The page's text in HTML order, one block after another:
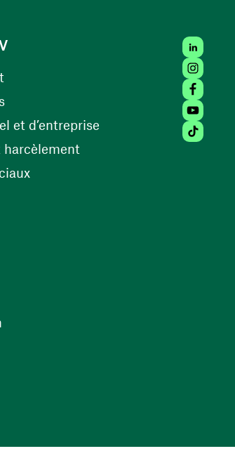
(opens in a new window)
(opens in a new window)
et d’entreprise(opens in a new
harcèlement(opens in a new window)
(opens in a new window)
Tiktok